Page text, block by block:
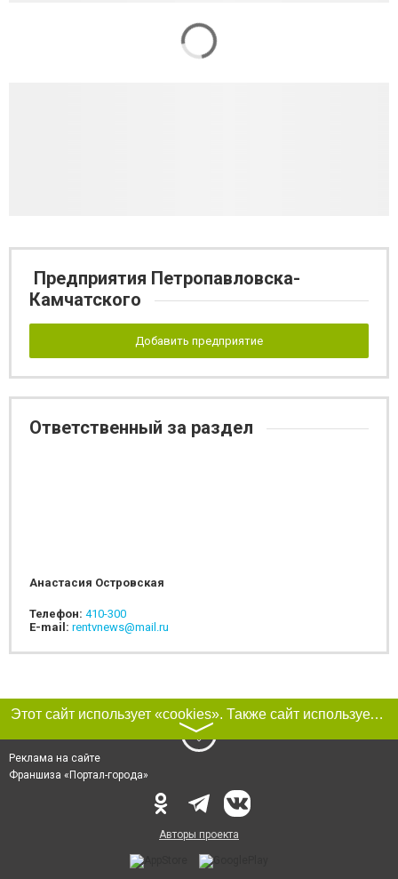
Предприятия Петропавловска-
Камчатского
Добавить предприятие
Ответственный за раздел
Анастасия Островская
Телефон: 410-300
E-mail: rentvnews@mail.ru
Этот сайт использует «cookies». Также сайт использует интернет-сервис для сбора технических данных касательно посетителей с целью получения маркетинговой и статистической информации. Условия обработки данных посетителей сайта см.
〉
Реклама на сайте
Франшиза «Портал-города»
Авторы проекта